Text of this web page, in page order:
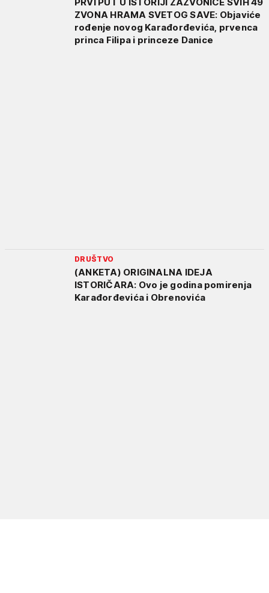
ZVONA HRAMA SVETOG SAVE: Objaviće
rođenje novog Karađorđevića, prvenca
princa Filipa i princeze Danice
DRUŠTVO
(ANKETA) ORIGINALNA IDEJA
ISTORIČARA: Ovo je godina pomirenja
Karađorđevića i Obrenovića